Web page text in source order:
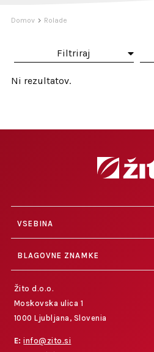
Domov Rolade
Filtriraj
Ni rezultatov.
VSEBINA
BLAGOVNE ZNAMKE
Žito d.o.o.
Moskovska ulica 1
1000 Ljubljana, Slovenia
E: info@zito.si